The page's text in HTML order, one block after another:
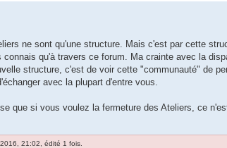
ne sont qu'une structure. Mais c'est par cette
qu'à travers ce forum. Ma crainte avec la
structure, c'est de voir cette "communauté" de
avec la plupart d'entre vous.
que si vous voulez la fermeture des Ateliers, ce
21:02, édité 1 fois.